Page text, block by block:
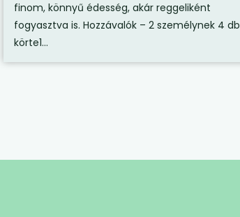
finom, könnyű édesség, akár reggeliként
fogyasztva is. Hozzávalók – 2 személynek 4 db
körte1...